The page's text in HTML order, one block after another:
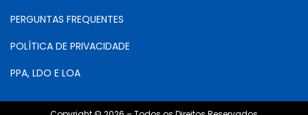
PERGUNTAS FREQUENTES
POLÍTICA DE PRIVACIDADE
PPA, LDO E LOA